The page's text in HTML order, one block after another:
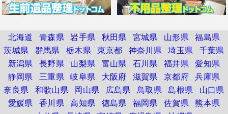
北海道 青森県 岩手県 秋田県 宮城県 山形県 福島県
茨城県 群馬県 栃木県 東京都 神奈川県 埼玉県 千葉県
新潟県 長野県 山梨県 富山県 石川県 福井県 愛知県
静岡県 三重県 岐阜県 大阪府 滋賀県 京都府 兵庫県
奈良県 和歌山県 岡山県 広島県 鳥取県 島根県
山口県
愛媛県 香川県 高知県 徳島県 福岡県 佐賀県 熊本県